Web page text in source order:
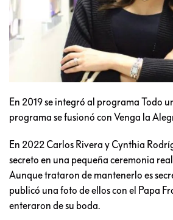
En 2019 se integró al programa Todo
programa se fusionó con Venga la
En 2022 Carlos Rivera y Cynthia
secreto en una pequeña ceremonia
Aunque trataron de mantenerlo es
publicó una foto de ellos con el Papa
enteraron de su boda.